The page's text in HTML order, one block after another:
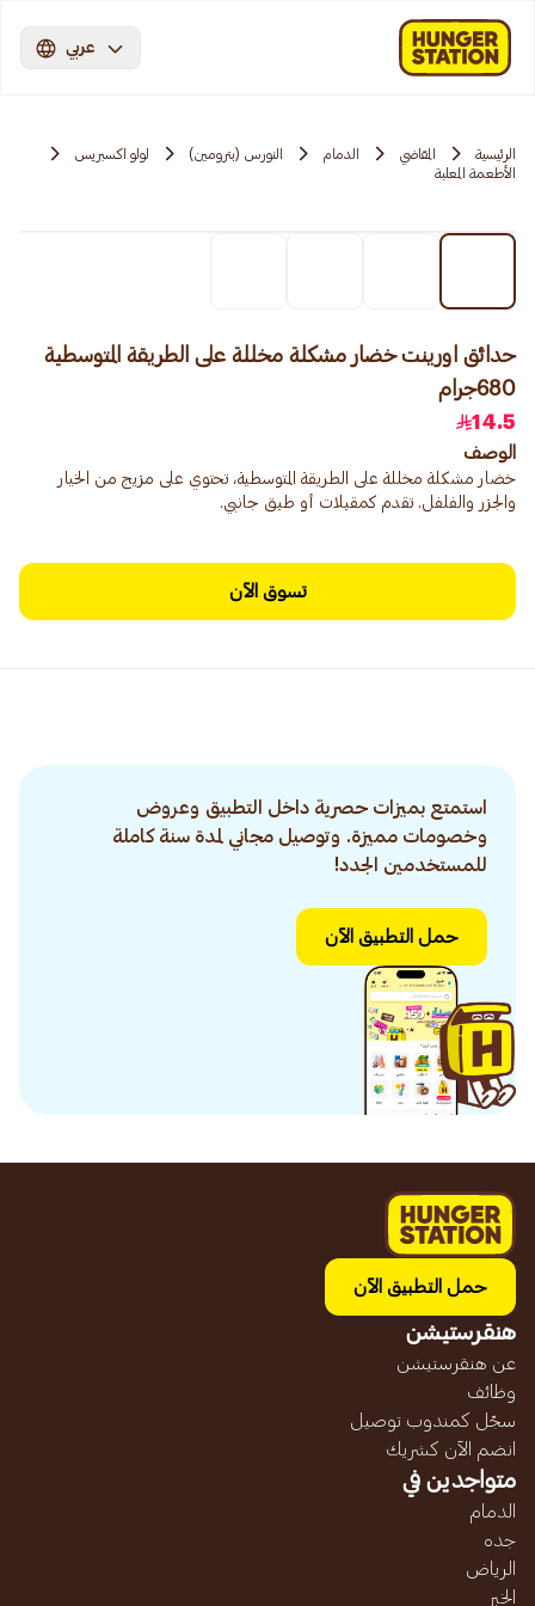
عربي
الرئيسية المقاضي الدمام النورس (بترومين)
لولو اكسبريس
الأطعمة المعلبة
حدائق اورينت خضار مشكلة مخللة على الطريقة المتوسطية
680جرام
14.5
الوصف
خضار مشكلة مخللة على الطريقة المتوسطية، تحتوي على مزيج من الخيار
والجزر والفلفل. تقدم كمقبلات أو طبق جانبي.
تسوق الآن
استمتع بميزات حصرية داخل التطبيق وعروض
وخصومات مميزة. وتوصيل مجاني لمدة سنة كاملة
للمستخدمين الجدد!
حمل التطبيق الآن
حمل التطبيق الآن
هنقرستيشن
عن هنقرستيشن
وظائف
سجّل كمندوب توصيل
انضم الآن كشريك
متواجدين في
الدمام
جده
الرياض
الخبر